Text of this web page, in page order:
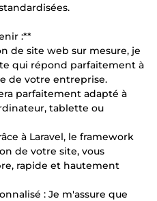
:**
de site web sur mesure, je
qui répond parfaitement à
de votre entreprise.
parfaitement adapté à
tablette ou
à Laravel, le framework
de votre site, vous
rapide et hautement
: Je m'assure que